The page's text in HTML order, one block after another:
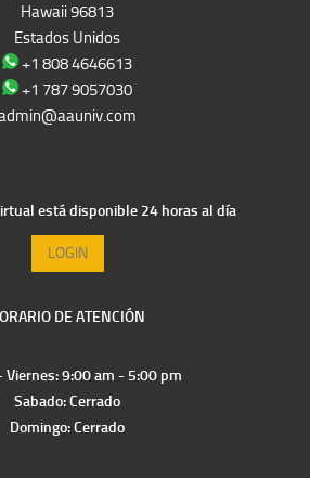
Hawaii 96813
Estados Unidos
+1 808 4646613
+1 787 9057030
está disponible 24 horas al día
LOGIN
DE ATENCIÓN
Viernes: 9:00 am - 5:00 pm
Sabado: Cerrado
Domingo: Cerrado